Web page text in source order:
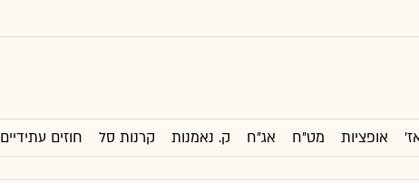
אופציות מט"ח אג"ח ק. נאמנות קרנות סל חוזים עתידיים